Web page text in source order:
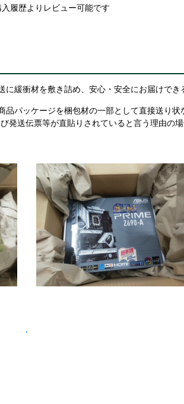
履歴よりレビュー可能です
緩衝材を敷き詰め、安心・安全にお届けでき
パッケージを梱包材の一部として直接送り
送伝票等が直貼りされていると言う理由の